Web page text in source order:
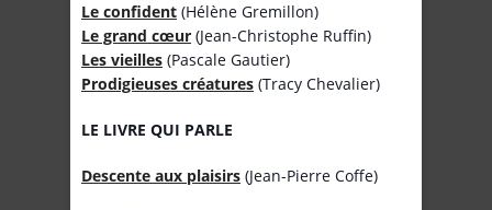
Le confident (Hélène Gremillon)
Le grand cœur (Jean-Christophe Ruffin)
Les vieilles (Pascale Gautier)
Prodigieuses créatures (Tracy Chevalier)
LE LIVRE QUI PARLE
Descente aux plaisirs (Jean-Pierre Coffe)